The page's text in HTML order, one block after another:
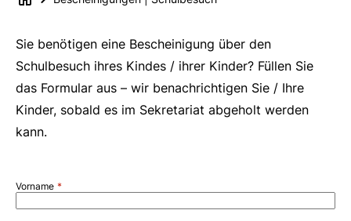
Sie benötigen eine Bescheinigung über den
Schulbesuch ihres Kindes / ihrer Kinder? Füllen Sie
das Formular aus – wir benachrichtigen Sie / Ihre
Kinder, sobald es im Sekretariat abgeholt werden
kann.
Vorname